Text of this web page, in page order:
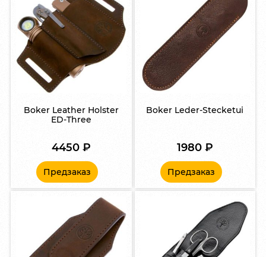
Boker Leather Holster
ED-Three
4450 ₽
Предзаказ
Boker Leder-Stecketui
1980 ₽
Предзаказ